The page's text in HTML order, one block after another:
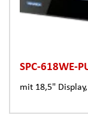
SPC-618WE-
mit 18,5"